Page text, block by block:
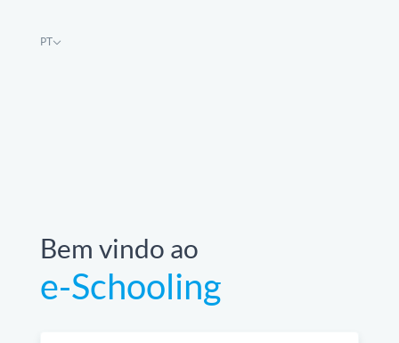
PT
Bem vindo ao
e-Schooling